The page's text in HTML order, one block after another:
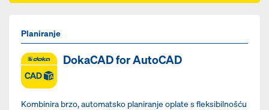
Planiranje
DokaCAD for AutoCAD
Kombinira brzo, automatsko planiranje oplate s fleksibilnošću